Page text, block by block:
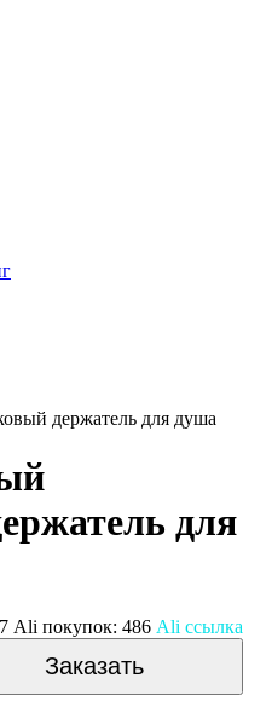
держатель для душа
для
Ali покупок: 486 Ali ссылка
Заказать